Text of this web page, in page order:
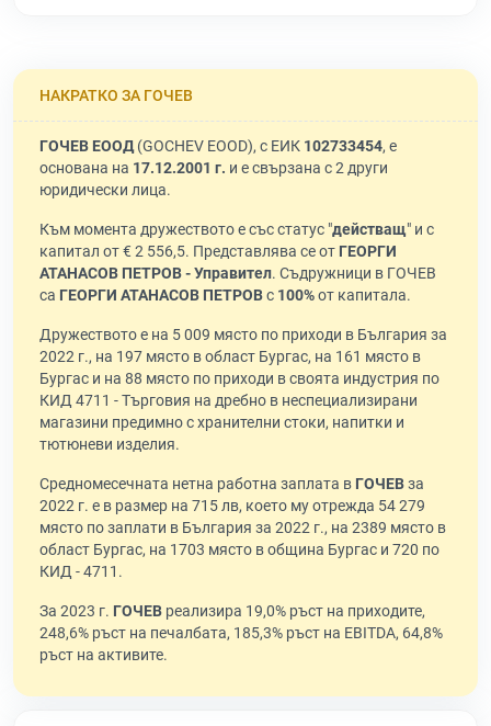
НАКРАТКО ЗА ГОЧЕВ
ГОЧЕВ ЕООД(GOCHEV EOOD), с ЕИК 102733454, е
основана на 17.12.2001 г. и е свързана с 2 други
юридически лица.
Към момента дружеството е със статус "действащ" и с
капитал от € 2 556,5. Представлява се от ГЕОРГИ
АТАНАСОВ ПЕТРОВ - Управител. Съдружници в ГОЧЕВ
са ГЕОРГИ АТАНАСОВ ПЕТРОВс 100%от капитала.
Дружеството е на 5 009 място по приходи в България за
2022 г., на 197 място в област Бургас, на 161 място в
Бургас и на 88 място по приходи в своята индустрия по
КИД 4711 - Търговия на дребно в неспециализирани
магазини предимно с хранителни стоки, напитки и
тютюневи изделия.
Средномесечната нетна работна заплата в ГОЧЕВза
2022 г. е в размер на 715 лв, което му отрежда 54 279
място по заплати в България за 2022 г., на 2389 място в
област Бургас, на 1703 място в община Бургас и 720 по
КИД - 4711.
За 2023 г. ГОЧЕВ реализира 19,0% ръст на приходите,
248,6% ръст на печалбата, 185,3% ръст на EBITDA, 64,8%
ръст на активите.